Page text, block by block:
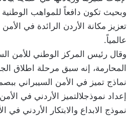
وبحيث تكون دافعاً للمواهب الوطنية
تعزيز مكانة الأردن الرائدة في الأمن
عالمياً.
وقال رئيس المركز الوطني للأمن
المحارمة، إنه سبق مرحلة اطلاق
نماذج تميز في الأمن السيبراني
إعداد نموذجلالتميز الأردني في
نموذج الابداع والابتكار الأردني في